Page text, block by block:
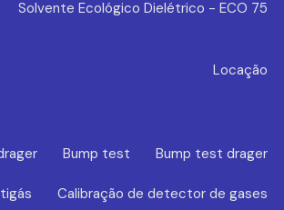
Solvente Ecológico Dielétrico - ECO 75
Locação
Bump test Bump test drager
Calibração de detector de gases